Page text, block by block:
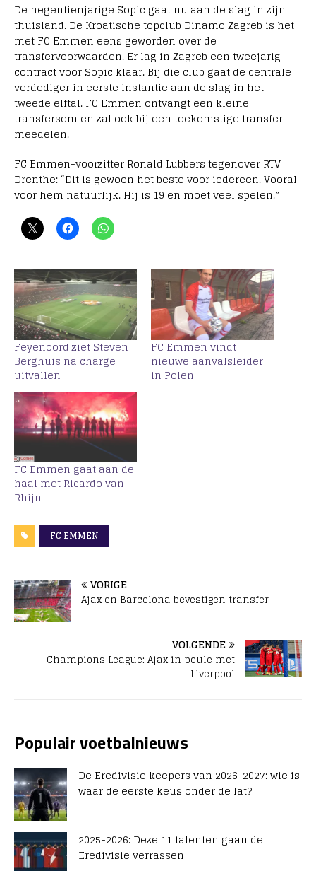
De negentienjarige Sopic gaat nu aan de slag in zijn
thuisland. De Kroatische topclub Dinamo Zagreb is het
met FC Emmen eens geworden over de
transfervoorwaarden. Er lag in Zagreb een tweejarig
contract voor Sopic klaar. Bij die club gaat de centrale
verdediger in eerste instantie aan de slag in het
tweede elftal. FC Emmen ontvangt een kleine
transfersom en zal ook bij een toekomstige transfer
meedelen.
FC Emmen-voorzitter Ronald Lubbers tegenover RTV
Drenthe: “Dit is gewoon het beste voor iedereen. Vooral
voor hem natuurlijk. Hij is 19 en moet veel spelen.”
Feyenoord ziet Steven
Berghuis na charge
uitvallen
FC Emmen vindt
nieuwe aanvalsleider
in Polen
FC Emmen gaat aan de
haal met Ricardo van
Rhijn
FC EMMEN
VORIGE
Ajax en Barcelona bevestigen transfer
VOLGENDE
Champions League: Ajax in poule met
Liverpool
Populair voetbalnieuws
De Eredivisie keepers van 2026-2027: wie is
waar de eerste keus onder de lat?
2025-2026: Deze 11 talenten gaan de
Eredivisie verrassen